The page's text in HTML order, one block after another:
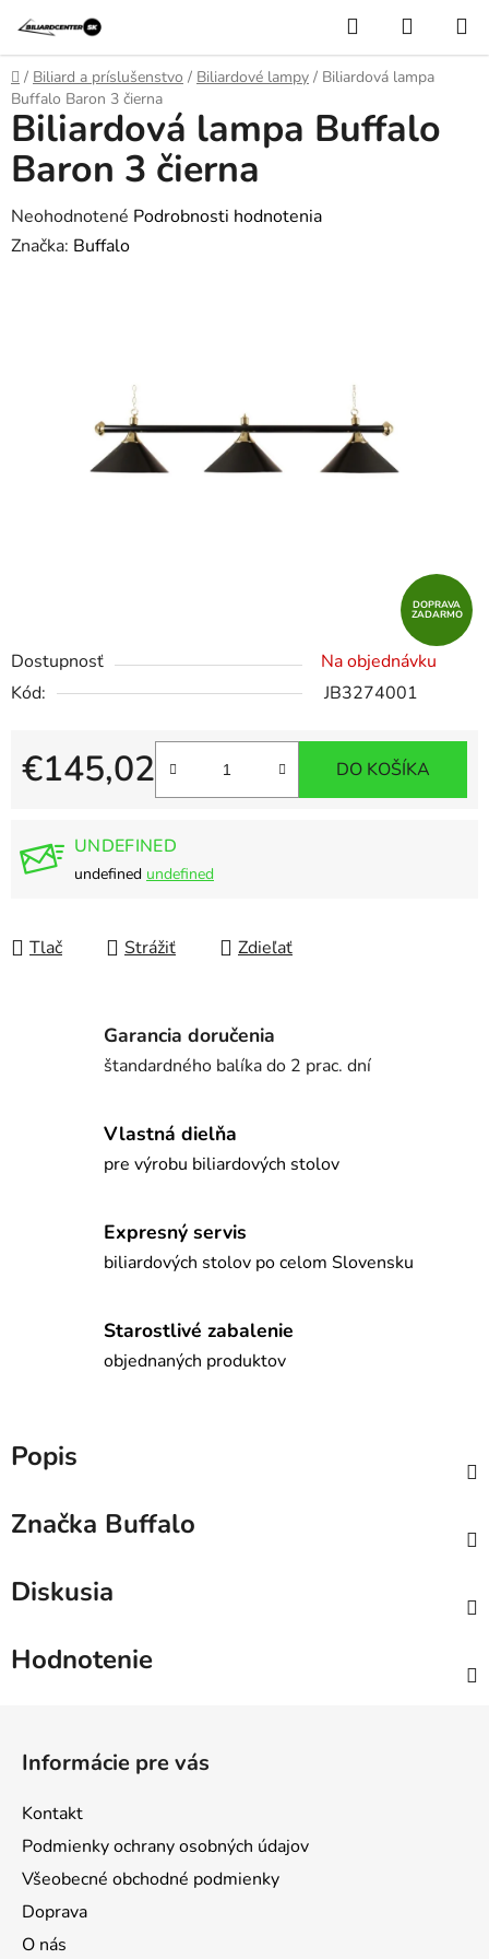
obsah
Hľadať
KOŠÍK
Domov
/ Biliard a príslušenstvo / Biliardové lampy / Biliardová lampa
Buffalo Baron 3 čierna
Dostupnosť
Na objednávku
Kód:
JB3274001
€145,02 DO KOŠÍKA
UNDEFINED
undefined undefined
Tlač Strážiť Zdieľať
Biliardová lampa Buffalo
Baron 3 čierna
Priemerné
hodnotenie
hviezdičiek.
Neohodnotené Podrobnosti hodnotenia
Značka: Buffalo
DOPRAVA
ZADARMO
Garancia doručenia
štandardného balíka do 2 prac. dní
Vlastná dielňa
pre výrobu biliardových stolov
Expresný servis
biliardových stolov po celom Slovensku
Starostlivé zabalenie
objednaných produktov
Popis
Značka Buffalo
Diskusia
Hodnotenie
Informácie pre vás
Kontakt
Podmienky ochrany osobných údajov
Všeobecné obchodné podmienky
Doprava
O nás